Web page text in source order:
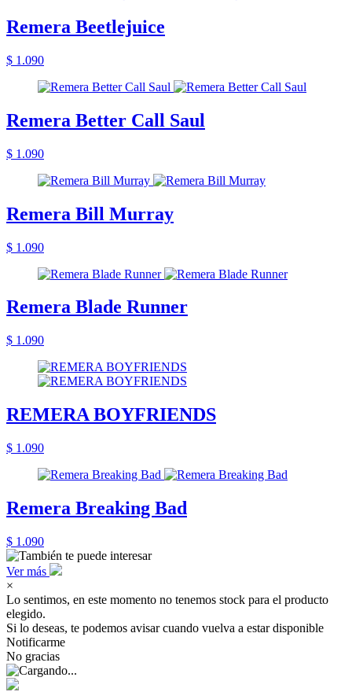
Remera Beetlejuice
$ 1.090
Remera Better Call Saul
$ 1.090
Remera Bill Murray
$ 1.090
Remera Blade Runner
$ 1.090
REMERA BOYFRIENDS
$ 1.090
Remera Breaking Bad
$ 1.090
Ver más
×
Lo sentimos, en este momento no tenemos stock para el producto
elegido.
Si lo deseas, te podemos avisar cuando vuelva a estar disponible
Notificarme
No gracias